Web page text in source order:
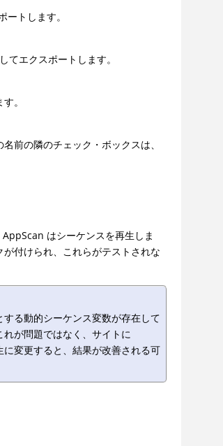
トします。
てエクスポートします。
。
前の隣のチェック・ボックスは、
はシーケンスを再生しま
付けられ、これらがテストされな
る動的シーケンス変数が存在して
れが問題ではなく、サイトに
変更すると、結果が改善される可